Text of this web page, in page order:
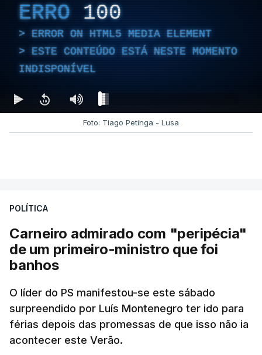
ERRO 100
ERROR ON HTML5 MEDIA ELEMENT
ESTE CONTEÚDO ESTÁ NESTE MOMENTO
INDISPONÍVEL
Foto: Tiago Petinga - Lusa
POLÍTICA
Carneiro admirado com "peripécia"
de um primeiro-ministro que foi
banhos
O líder do PS manifestou-se este sábado
surpreendido por Luís Montenegro ter ido para
férias depois das promessas de que isso não ia
acontecer este Verão.